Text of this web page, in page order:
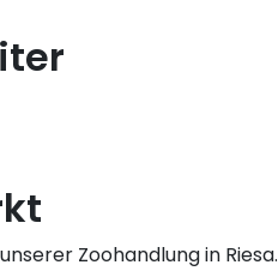
Zoohandlung in Riesa.